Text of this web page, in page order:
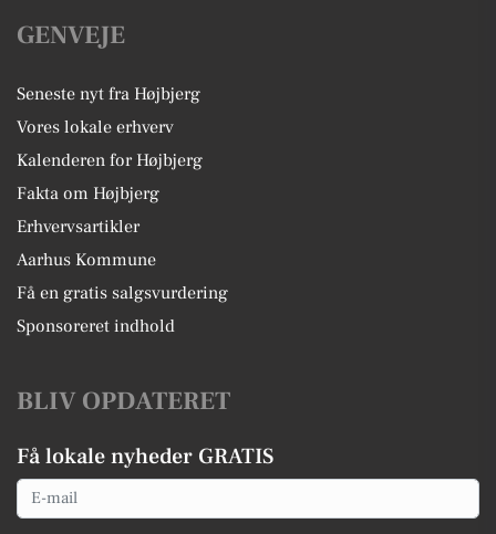
GENVEJE
Seneste nyt fra Højbjerg
Vores lokale erhverv
Kalenderen for Højbjerg
Fakta om Højbjerg
Erhvervsartikler
Aarhus Kommune
Få en gratis salgsvurdering
Sponsoreret indhold
BLIV OPDATERET
Få lokale nyheder GRATIS
Email